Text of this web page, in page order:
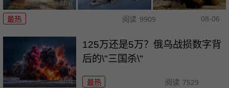
最热 阅读 9909 08-06
125万还是5万？俄乌战损数字背
后的\"三国杀\"
最热 阅读 7529